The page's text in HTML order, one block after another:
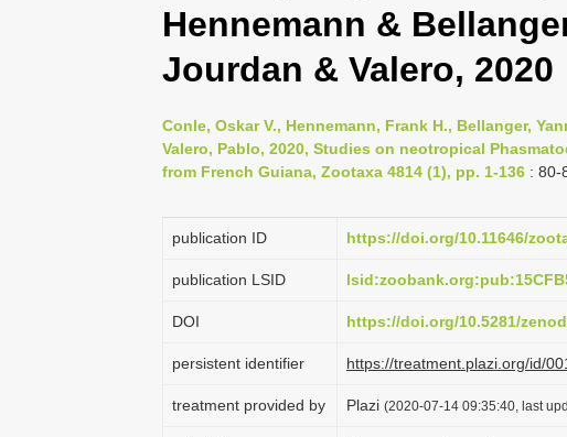
Hennemann &
Jourdan & Valero, 2020
Conle, Oskar V., Hennemann, Frank H., Bellanger,
Valero, Pablo, 2020, Studies on neotropical
from French Guiana, Zootaxa 4814 (1), pp. 1-136 : 80-
publication ID https://doi.org/10.11646/
publication LSID
DOI https://doi.org/10.5281/
persistent identifier https://treatment.plazi.org/id/
treatment provided by Plazi (2020-07-14 09:35:40, last